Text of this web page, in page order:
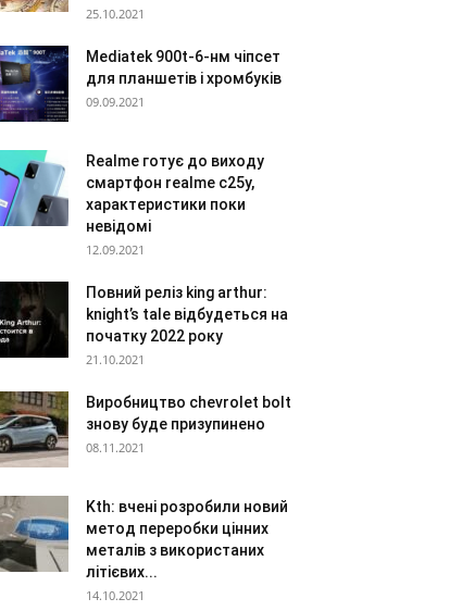
25.10.2021
Mediatek 900t-6-нм чіпсет
для планшетів і хромбуків
09.09.2021
Realme готує до виходу
смартфон realme c25y,
характеристики поки
невідомі
12.09.2021
Повний реліз king arthur:
knight’s tale відбудеться на
початку 2022 року
21.10.2021
Виробництво chevrolet bolt
знову буде призупинено
08.11.2021
Kth: вчені розробили новий
метод переробки цінних
металів з використаних
літієвих...
14.10.2021